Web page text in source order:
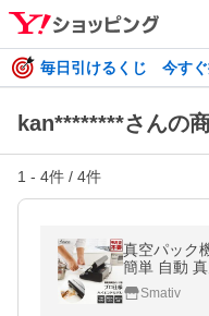
毎日引けるくじ 今す
kan********さんの
1 - 4件 / 4件
真空パック
簡単 自動
護施設 保育
Smativ